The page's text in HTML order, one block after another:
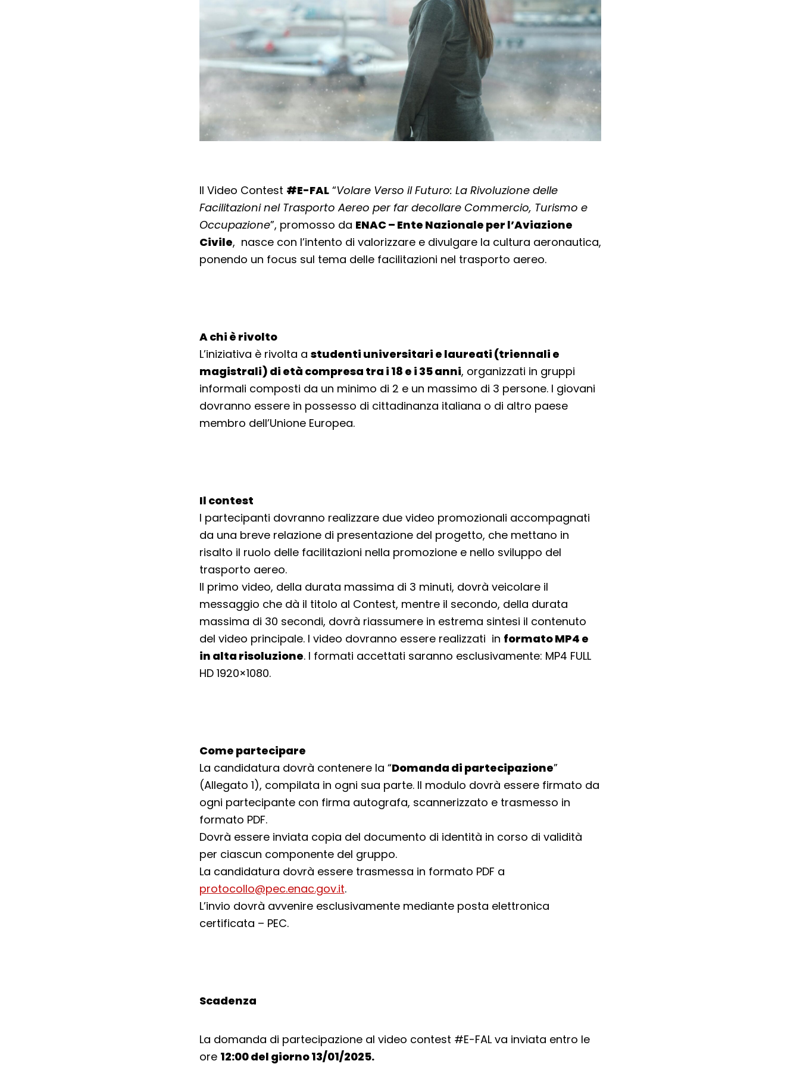
Il Video Contest #E-FAL“Volare Verso il Futuro: La Rivoluzione delle
Facilitazioni nel Trasporto Aereo per far decollare Commercio, Turismo e
Occupazione”, promosso da ENAC – Ente Nazionale per l’Aviazione
Civile, nasce con l’intento di valorizzare e divulgare la cultura aeronautica,
ponendo un focus sul tema delle facilitazioni nel trasporto aereo.
A chi è rivolto
L’iniziativa è rivolta a studenti universitari e laureati (triennali e
magistrali) di età compresa tra i 18 e i 35 anni, organizzati in gruppi
informali composti da un minimo di 2 e un massimo di 3 persone. I giovani
dovranno essere in possesso di cittadinanza italiana o di altro paese
membro dell’Unione Europea.
Il contest
I partecipanti dovranno realizzare due video promozionali accompagnati
da una breve relazione di presentazione del progetto, che mettano in
risalto il ruolo delle facilitazioni nella promozione e nello sviluppo del
trasporto aereo.
Il primo video, della durata massima di 3 minuti, dovrà veicolare il
messaggio che dà il titolo al Contest, mentre il secondo, della durata
massima di 30 secondi, dovrà riassumere in estrema sintesi il contenuto
del video principale. I video dovranno essere realizzati in formato MP4 e
in alta risoluzione. I formati accettati saranno esclusivamente: MP4 FULL
HD 1920×1080.
Come partecipare
La candidatura dovrà contenere la “Domanda di partecipazione”
(Allegato 1), compilata in ogni sua parte. Il modulo dovrà essere firmato da
ogni partecipante con firma autografa, scannerizzato e trasmesso in
formato PDF.
Dovrà essere inviata copia del documento di identità in corso di validità
per ciascun componente del gruppo.
La candidatura dovrà essere trasmessa in formato PDF a
protocollo@pec.enac.gov.it.
L’invio dovrà avvenire esclusivamente mediante posta elettronica
certificata – PEC.
Scadenza
La domanda di partecipazione al video contest #E-FAL va inviata entro le
ore 12:00 del giorno 13/01/2025.